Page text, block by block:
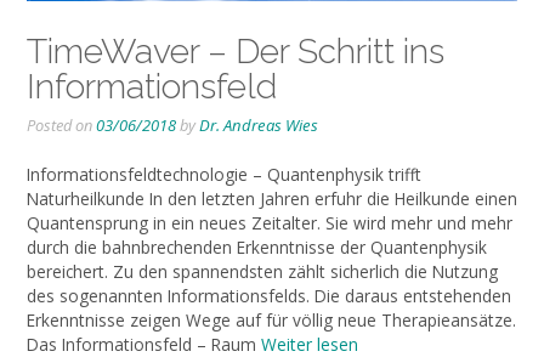
TimeWaver – Der Schritt ins
Informationsfeld
Posted on03/06/2018byDr. Andreas Wies
Informationsfeldtechnologie – Quantenphysik trifft
Naturheilkunde In den letzten Jahren erfuhr die Heilkunde einen
Quantensprung in ein neues Zeitalter. Sie wird mehr und mehr
durch die bahnbrechenden Erkenntnisse der Quantenphysik
bereichert. Zu den spannendsten zählt sicherlich die Nutzung
des sogenannten Informationsfelds. Die daraus entstehenden
Erkenntnisse zeigen Wege auf für völlig neue Therapieansätze.
Das Informationsfeld – Raum Weiter lesen